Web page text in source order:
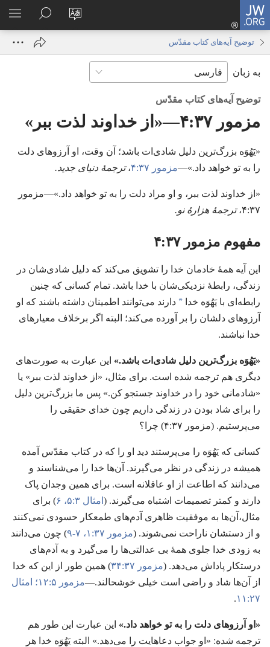
JW.ORG
زبان
را
ورود
باز
JW.ORG
جستجو
توضیح آیه‌های کتاب مقدّس
به زبان
توضیح آیه‌های کتاب مقدّس
مزمور ۳۷:‏۴—‏«از خداوند لذت ببر»‏
‏«یَهُوَه بزرگ‌ترین دلیل شادی‌ات باشد؛‏ آن وقت،‏ او آرزوهای دلت
را به تو خواهد داد.‏»—‏مزمور ۳۷:‏۴ ‏،‏ترجمهٔ دنیای جدید.‏
‏«از خداوند لذت ببر،‏ و او مراد دلت را به تو خواهد داد.‏»—‏مزمور
۳۷:‏۴،‏
ترجمهٔ هزارهٔ نو.‏
مفهوم مزمور ۳۷:‏۴
این آیه همهٔ خادمان خدا را تشویق می‌کند که دلیل شادی‌شان در
زندگی،‏ رابطهٔ نزدیکی‌شان با خدا باشد.‏ تمام کسانی که چنین
رابطه‌ای با یَهُوَه خدا a دارند می‌توانند اطمینان داشته باشند که او
آرزوهای دلشان را بر آورده می‌کند؛‏ البته اگر برخلاف معیارهای
خدا نباشند.‏
‏«یَهُوَه بزرگ‌ترین دلیل شادی‌ات باشد.‏»‏ این عبارت به صورت‌های
دیگری هم ترجمه شده است.‏ برای مثال،‏ «از خداوند لذت ببر» یا
«شادمانی خود را در خداوند جستجو کن.‏» پس ما بزرگ‌ترین دلیل
را برای شاد بودن در زندگی داریم چون خدای حقیقی را
می‌پرستیم.‏ (‏مزمور ۳۷:‏۴)‏ چرا؟‏
کسانی که یَهُوَه را می‌پرستند دید او را که در کتاب مقدّس آمده
همیشه در زندگی در نظر می‌گیرند.‏ آن‌ها خدا را می‌شناسند و
می‌دانند که اطاعت از او عاقلانه است.‏ برای همین وجدان پاک
دارند و کمتر تصمیمات اشتباه می‌گیرند.‏ (‏ امثال ۳:‏۵،‏ ۶
‏)‏ برای
مثال،‏آن‌ها به موفقیت ظاهری آدم‌های طمعکار حسودی نمی‌کنند
و از دستشان ناراحت نمی‌شوند.‏ (‏مزمور ۳۷:‏۱،‏
‏)‏ چون می‌دانند
به زودی خدا جلوی همهٔ بی عدالتی‌ها را می‌گیرد و به آدم‌های
درستکار پاداش می‌دهد.‏ (‏مزمور ۳۷:‏۳۴
‏)‏ همین طور از این که خدا
از آن‌ها شاد و راضی است خیلی خوشحالند.‏—‏مزمور ۵:‏۱۲؛‏
امثال
۲۷:‏۱۱
‏.‏
‏«او آرزوهای دلت را به تو خواهد داد.‏»‏ این عبارت این طور هم
ترجمه شده:‏ «او جواب دعاهایت را می‌دهد.‏» البته یَهُوَه خدا هر